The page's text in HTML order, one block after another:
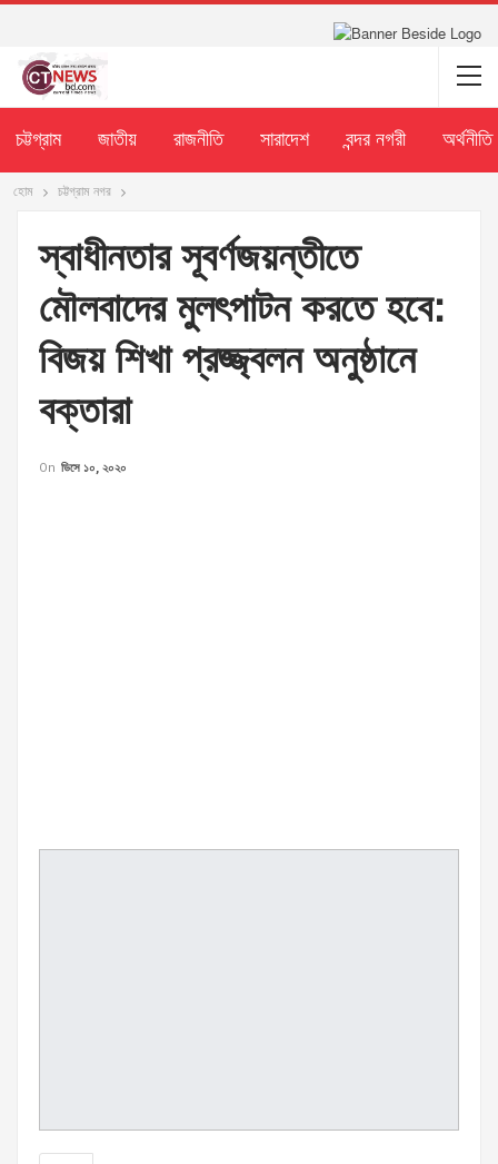
চট্টগ্রাম জাতীয় রাজনীতি সারাদেশ বন্দর নগরী অর্থনীতি
হোম চট্টগ্রাম নগর
স্বাধীনতার সূবর্ণজয়ন্তীতে
মৌলবাদের মুলৎপাটন করতে হবে:
বিজয় শিখা প্রজ্জ্বলন অনুষ্ঠানে
বক্তারা
On ডিসে ১০, ২০২০